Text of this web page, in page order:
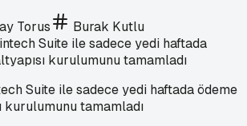
Torus Burak Kutlu
Suite ile sadece yedi haftada ödeme
kurulumunu tamamladı